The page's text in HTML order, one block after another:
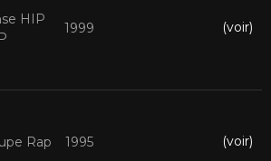
HIP
1999 (voir)
Rap 1995 (voir)